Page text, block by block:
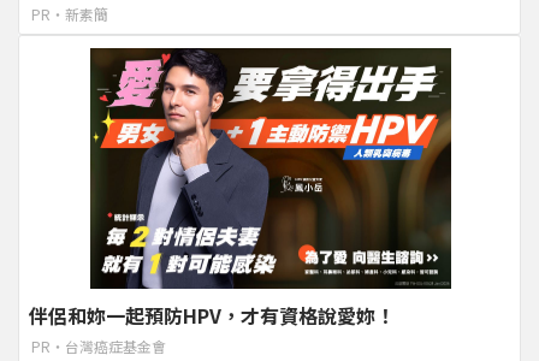
PR・新素簡
伴侶和妳一起預防HPV，才有資格說愛妳！
PR・台灣癌症基金會